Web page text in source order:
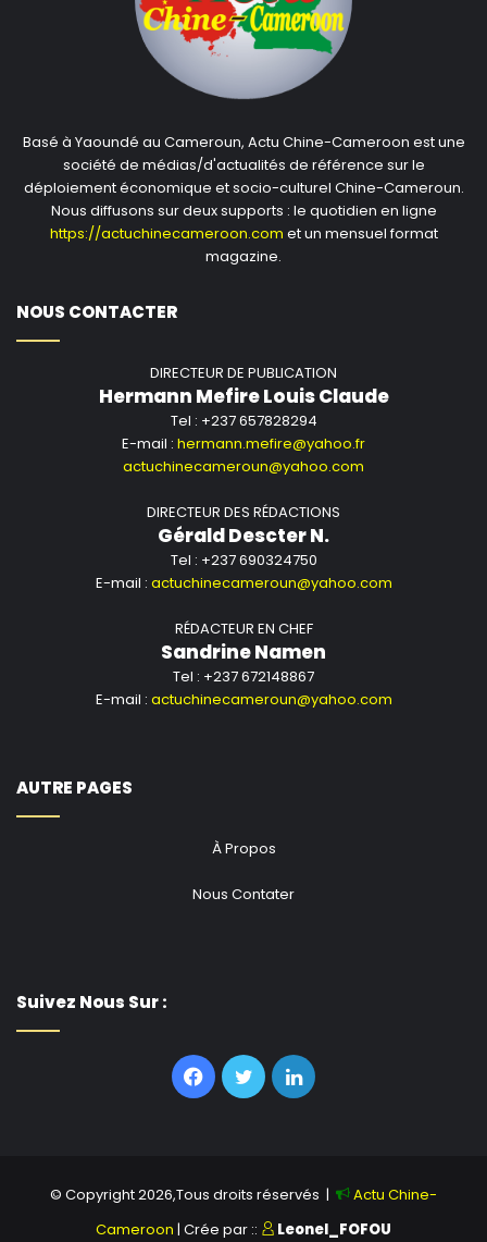
Basé à Yaoundé au Cameroun, Actu Chine-Cameroon est une
société de médias/d'actualités de référence sur le
déploiement économique et socio-culturel Chine-Cameroun.
Nous diffusons sur deux supports : le quotidien en ligne
https://actuchinecameroon.com et un mensuel format
magazine.
NOUS CONTACTER
DIRECTEUR DE PUBLICATION
Hermann Mefire Louis Claude
Tel : +237 657828294
E-mail : hermann.mefire@yahoo.fr
actuchinecameroun@yahoo.com
DIRECTEUR DES RÉDACTIONS
Gérald Descter N.
Tel : +237 690324750
E-mail : actuchinecameroun@yahoo.com
RÉDACTEUR EN CHEF
Sandrine Namen
Tel : +237 672148867
E-mail : actuchinecameroun@yahoo.com
AUTRE PAGES
À Propos
Nous Contater
Suivez Nous Sur :
Facebook
TwitterLinkedin
© Copyright 2026,Tous droits réservés |
Actu Chine-
Cameroon | Crée par :: Leonel_FOFOU